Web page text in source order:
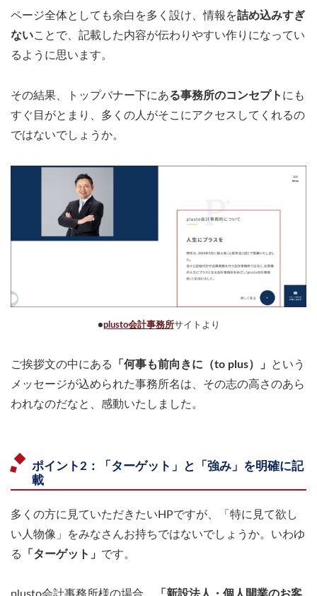
ページ全体としても余白を多く設け、情報を詰め込みすぎ
ないことで、記載した内容が伝わりやすい作りになってい
るように思います。
その結果、トップバナー下にある事務所のコンセプト にも
すぐ目がとまり、多くの人がそこにアクセスしてくれるの
ではないでしょうか。
●plusto会計事務所サイトより
ご挨拶文の中にある 「何事も前向きに（to plus）」
という
メッセージが込められた事務所名は、その志の高さのあら
われなのだなと、感動いたしました。
ポイント2：「ターゲット」と「強み」を明確に記
載
多くの方に見ていただきたいHPですが、「特に見て欲し
い人物像」をみなさんお持ちではないでしょうか。いわゆ
る
「ターゲット」 です。